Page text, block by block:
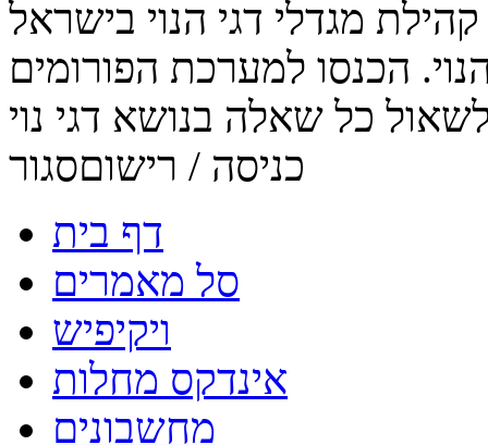
הכנסו למערכת הפורומים
כניסה / רישוםסגור
דף בית
סל מאמרים
ויקיפיש
אינדקס מחלות
מחשבונים